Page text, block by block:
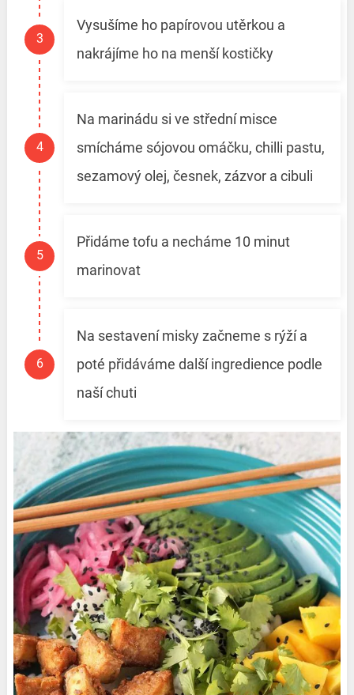
Vysušíme ho papírovou utěrkou a
nakrájíme ho na menší kostičky
Na marinádu si ve střední misce
smícháme sójovou omáčku, chilli pastu,
sezamový olej, česnek, zázvor a cibuli
Přidáme tofu a necháme 10 minut
marinovat
Na sestavení misky začneme s rýží a
poté přidáváme další ingredience podle
naší chuti